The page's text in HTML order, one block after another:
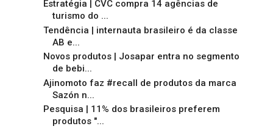
Estratégia | CVC compra 14 agências de
turismo do ...
Tendência | internauta brasileiro é da classe
AB e...
Novos produtos | Josapar entra no segmento
de bebi...
Ajinomoto faz #recall de produtos da marca
Sazón n...
Pesquisa | 11% dos brasileiros preferem
produtos "...